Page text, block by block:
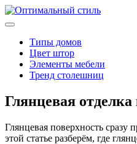
Типы домов
Цвет штор
Элементы мебели
Тренд столешниц
Глянцевая
Глянцевая поверхность сразу
этой статье разберём, где